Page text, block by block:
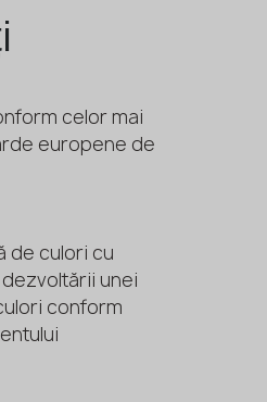
celor mai
europene de
de culori cu
unei
conform